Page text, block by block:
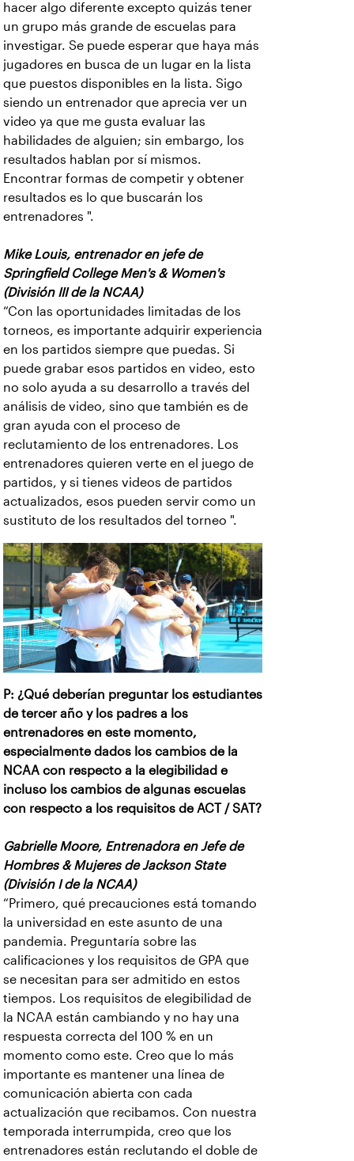
hacer algo diferente excepto quizás tener
un grupo más grande de escuelas para
investigar. Se puede esperar que haya más
jugadores en busca de un lugar en la lista
que puestos disponibles en la lista. Sigo
siendo un entrenador que aprecia ver un
video ya que me gusta evaluar las
habilidades de alguien; sin embargo, los
resultados hablan por sí mismos.
Encontrar formas de competir y obtener
resultados es lo que buscarán los
entrenadores ".
Mike Louis, entrenador en jefe de
Springfield College Men's & Women's
(División III de la NCAA)
“Con las oportunidades limitadas de los
torneos, es importante adquirir experiencia
en los partidos siempre que puedas. Si
puede grabar esos partidos en video, esto
no solo ayuda a su desarrollo a través del
análisis de video, sino que también es de
gran ayuda con el proceso de
reclutamiento de los entrenadores. Los
entrenadores quieren verte en el juego de
partidos, y si tienes videos de partidos
actualizados, esos pueden servir como un
sustituto de los resultados del torneo ".
P: ¿Qué deberían preguntar los estudiantes
de tercer año y los padres a los
entrenadores en este momento,
especialmente dados los cambios de la
NCAA con respecto a la elegibilidad e
incluso los cambios de algunas escuelas
con respecto a los requisitos de ACT / SAT?
Gabrielle Moore, Entrenadora en Jefe de
Hombres & Mujeres de Jackson State
(División I de la NCAA)
“Primero, qué precauciones está tomando
la universidad en este asunto de una
pandemia. Preguntaría sobre las
calificaciones y los requisitos de GPA que
se necesitan para ser admitido en estos
tiempos. Los requisitos de elegibilidad de
la NCAA están cambiando y no hay una
respuesta correcta del 100 % en un
momento como este. Creo que lo más
importante es mantener una línea de
comunicación abierta con cada
actualización que recibamos. Con nuestra
temporada interrumpida, creo que los
entrenadores están reclutando el doble de